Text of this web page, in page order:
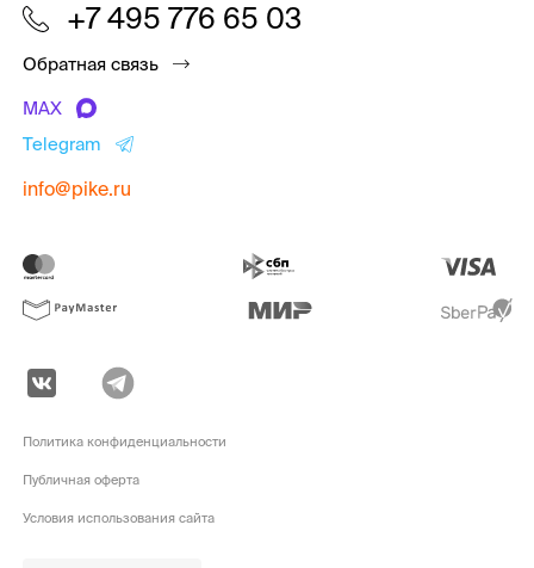
+7 495 776 65 03
Обратная связь
MAX
Telegram
info@pike.ru
Политика конфиденциальности
Публичная оферта
Условия использования сайта